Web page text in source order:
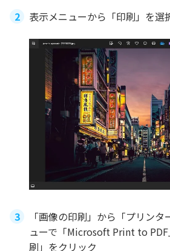
表示メニューから「印刷」を選
「画像の印刷」から「プリン
ューで「Microsoft Print to
刷」をクリック